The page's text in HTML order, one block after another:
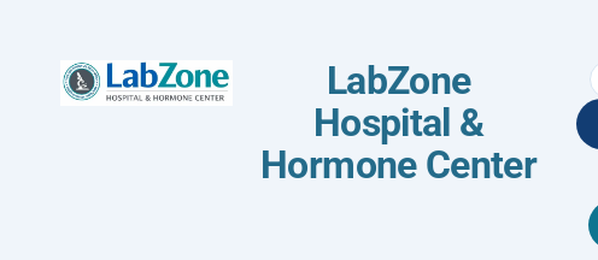
LabZone
Hospital &
Hormone Center